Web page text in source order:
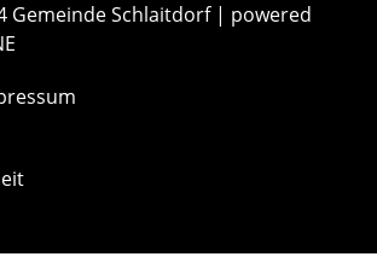
Gemeinde Schlaitdorf | powered